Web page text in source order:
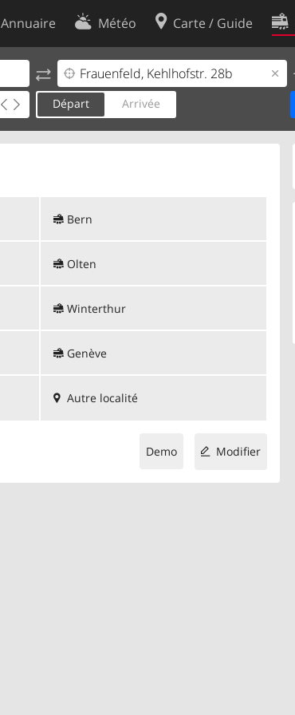
Annuaire Météo Carte / Guide
Départ Arrivée
Bern
Olten
Winterthur
Genève
Autre localité
Modifier
Demo
Contact
Conditions d’utilisation